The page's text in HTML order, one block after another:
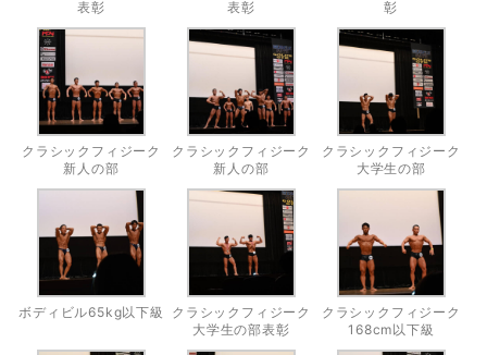
表彰
表彰
彰
クラシックフィジーク
新人の部
クラシックフィジーク
新人の部
クラシックフィジーク
大学生の部
ボディビル65kg以下級
クラシックフィジーク
大学生の部表彰
クラシックフィジーク
168cm以下級